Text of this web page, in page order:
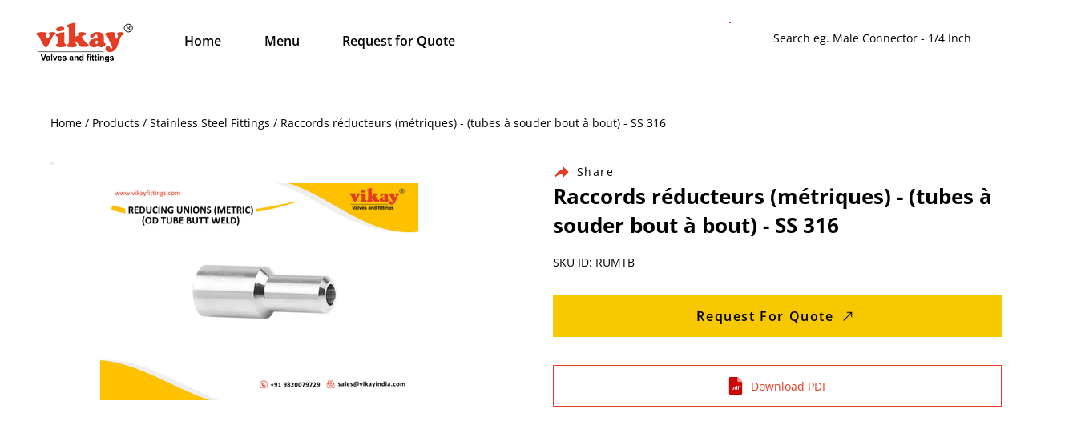
Home Menu Request for Quote
Home / Products / Stainless Steel Fittings / Raccords réducteurs (métriques) - (tubes à souder bout à bout) - SS 316
Share
Raccords réducteurs (métriques) - (tubes à
souder bout à bout) - SS 316
SKU ID: RUMTB
Request For Quote
Download PDF